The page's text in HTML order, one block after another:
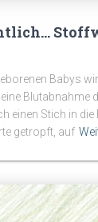
Babys
Blutabnahme
einen Stich in die
getropft, auf